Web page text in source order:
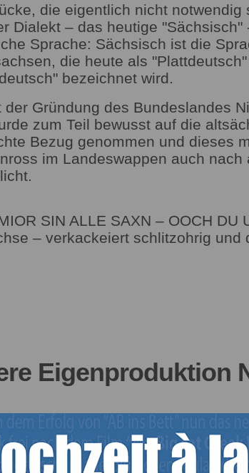
die eigentlich nicht notwendig
Dialekt – das heutige "Sächsisch"
Sprache: Sächsisch ist die
die heute als
bezeichnet wird.
der Gründung des Bundeslandes
zum Teil bewusst auf die
Bezug genommen und dieses
im Landeswappen auch nach
SIN ALLE SAXN – OOCH DU
– verkackeiert schlitzohrig und
Eigenproduktion